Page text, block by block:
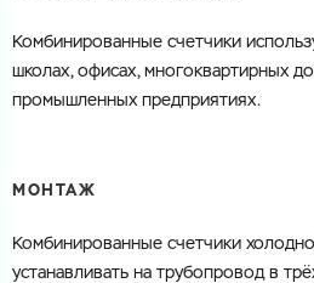
Комбинированные счетчики
школах, офисах, многоквартирных
промышленных предприятиях.
МОНТАЖ
Комбинированные счетчики
устанавливать на трубопровод в